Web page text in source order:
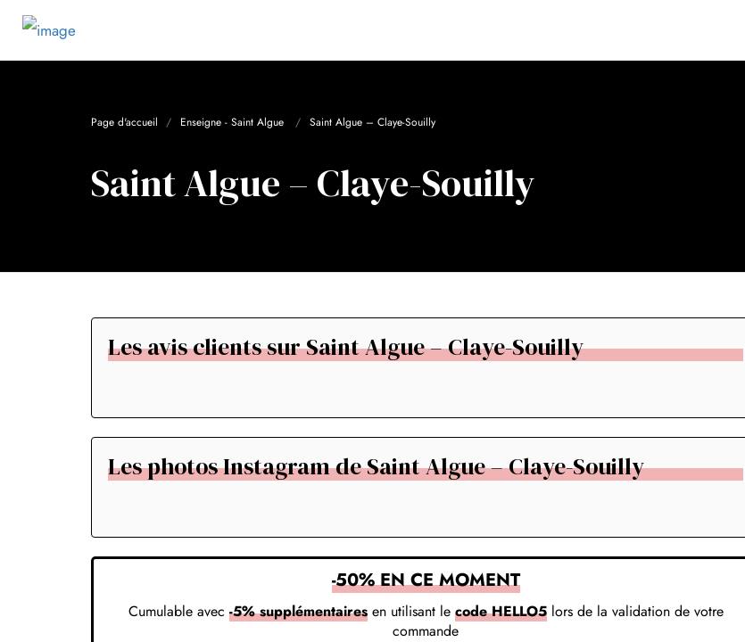
Page d'accueil Enseigne - Saint Algue Saint Algue – Claye-Souilly
Saint Algue – Claye-Souilly
Les avis clients sur Saint Algue – Claye-Souilly
Les photos Instagram de Saint Algue – Claye-Souilly
-50% EN CE MOMENT
Cumulable avec -5% supplémentairesen utilisant le code HELLO5lors de la validation de votre
commande